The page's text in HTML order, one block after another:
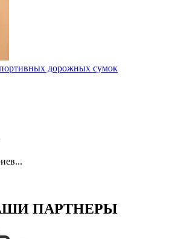
дорожных сумок
ПАРТНЕРЫ